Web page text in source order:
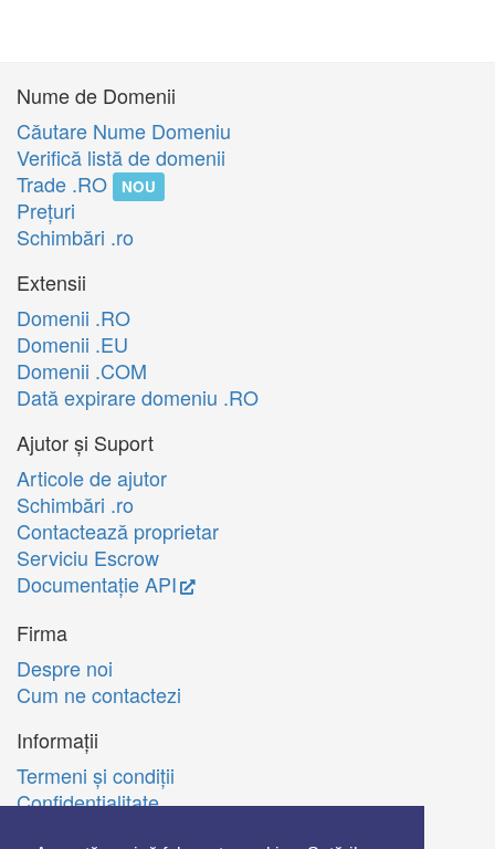
Nume de Domenii
Căutare Nume Domeniu
Verifică listă de domenii
Trade .RO
NOU
Preţuri
Schimbări .ro
Extensii
Domenii .RO
Domenii .EU
Domenii .COM
Dată expirare domeniu .RO
Ajutor și Suport
Articole de ajutor
Schimbări .ro
Contactează proprietar
Serviciu Escrow
Documentație API
Firma
Despre noi
Cum ne contactezi
Informații
Termeni şi condiţii
Confidenţialitate